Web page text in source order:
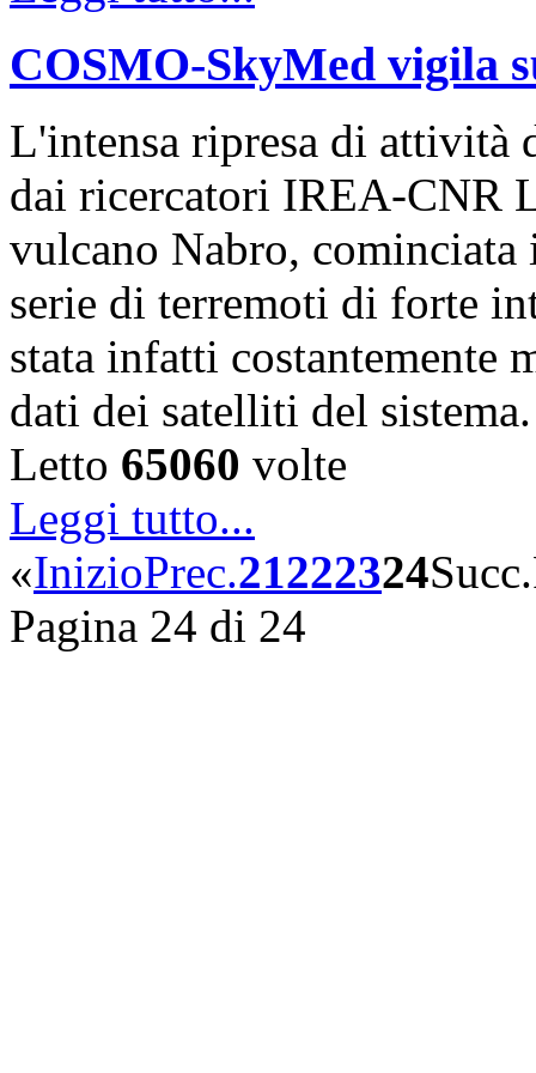
COSMO-SkyMed vigila
L'intensa ripresa di attività
dai ricercatori IREA-CNR
vulcano Nabro,
serie di terremoti di forte
stata infatti costantemente
dati dei satelliti del
Letto 65060 volte
Leggi tutto...
«InizioPrec.21222324Succ.
Pagina 24 di 24